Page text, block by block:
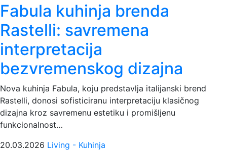
Fabula kuhinja brenda
Rastelli: savremena
interpretacija
bezvremenskog dizajna
Nova kuhinja Fabula, koju predstavlja italijanski brend
Rastelli, donosi sofisticiranu interpretaciju klasičnog
dizajna kroz savremenu estetiku i promišljenu
funkcionalnost…
20.03.2026 Living - Kuhinja